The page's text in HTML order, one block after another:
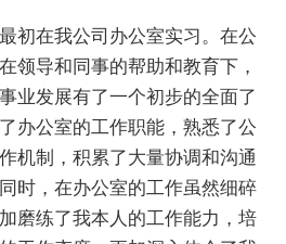
初在我公司办公室实习。在公
领导和同事的帮助和教育下，
业发展有了一个初步的全面了
办公室的工作职能，熟悉了公
机制，积累了大量协调和沟通
时，在办公室的工作虽然细碎
磨练了我本人的工作能力，培